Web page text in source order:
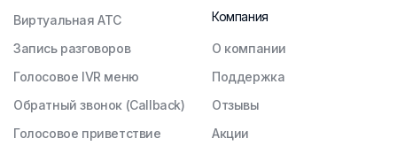
Виртуальная АТС
Запись разговоров
Голосовое IVR меню
Обратный звонок (Callback)
Голосовое приветствие
Компания
О компании
Поддержка
Отзывы
Акции